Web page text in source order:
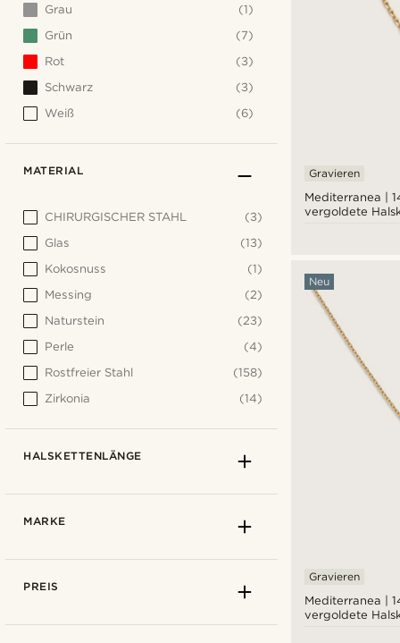
Mediterranea |
vergoldete
Gravieren
Mediterranea |
vergoldete
Neu
Gravieren
Grau
(1)
Grün
(7)
Rot
(3)
Schwarz
(3)
Weiß
(6)
MATERIAL
CHIRURGISCHER STAHL
(3)
Glas
(13)
Kokosnuss
(1)
Messing
(2)
Naturstein
(23)
Perle
(4)
Rostfreier Stahl
(158)
Zirkonia
(14)
HALSKETTENLÄNGE
MARKE
PREIS